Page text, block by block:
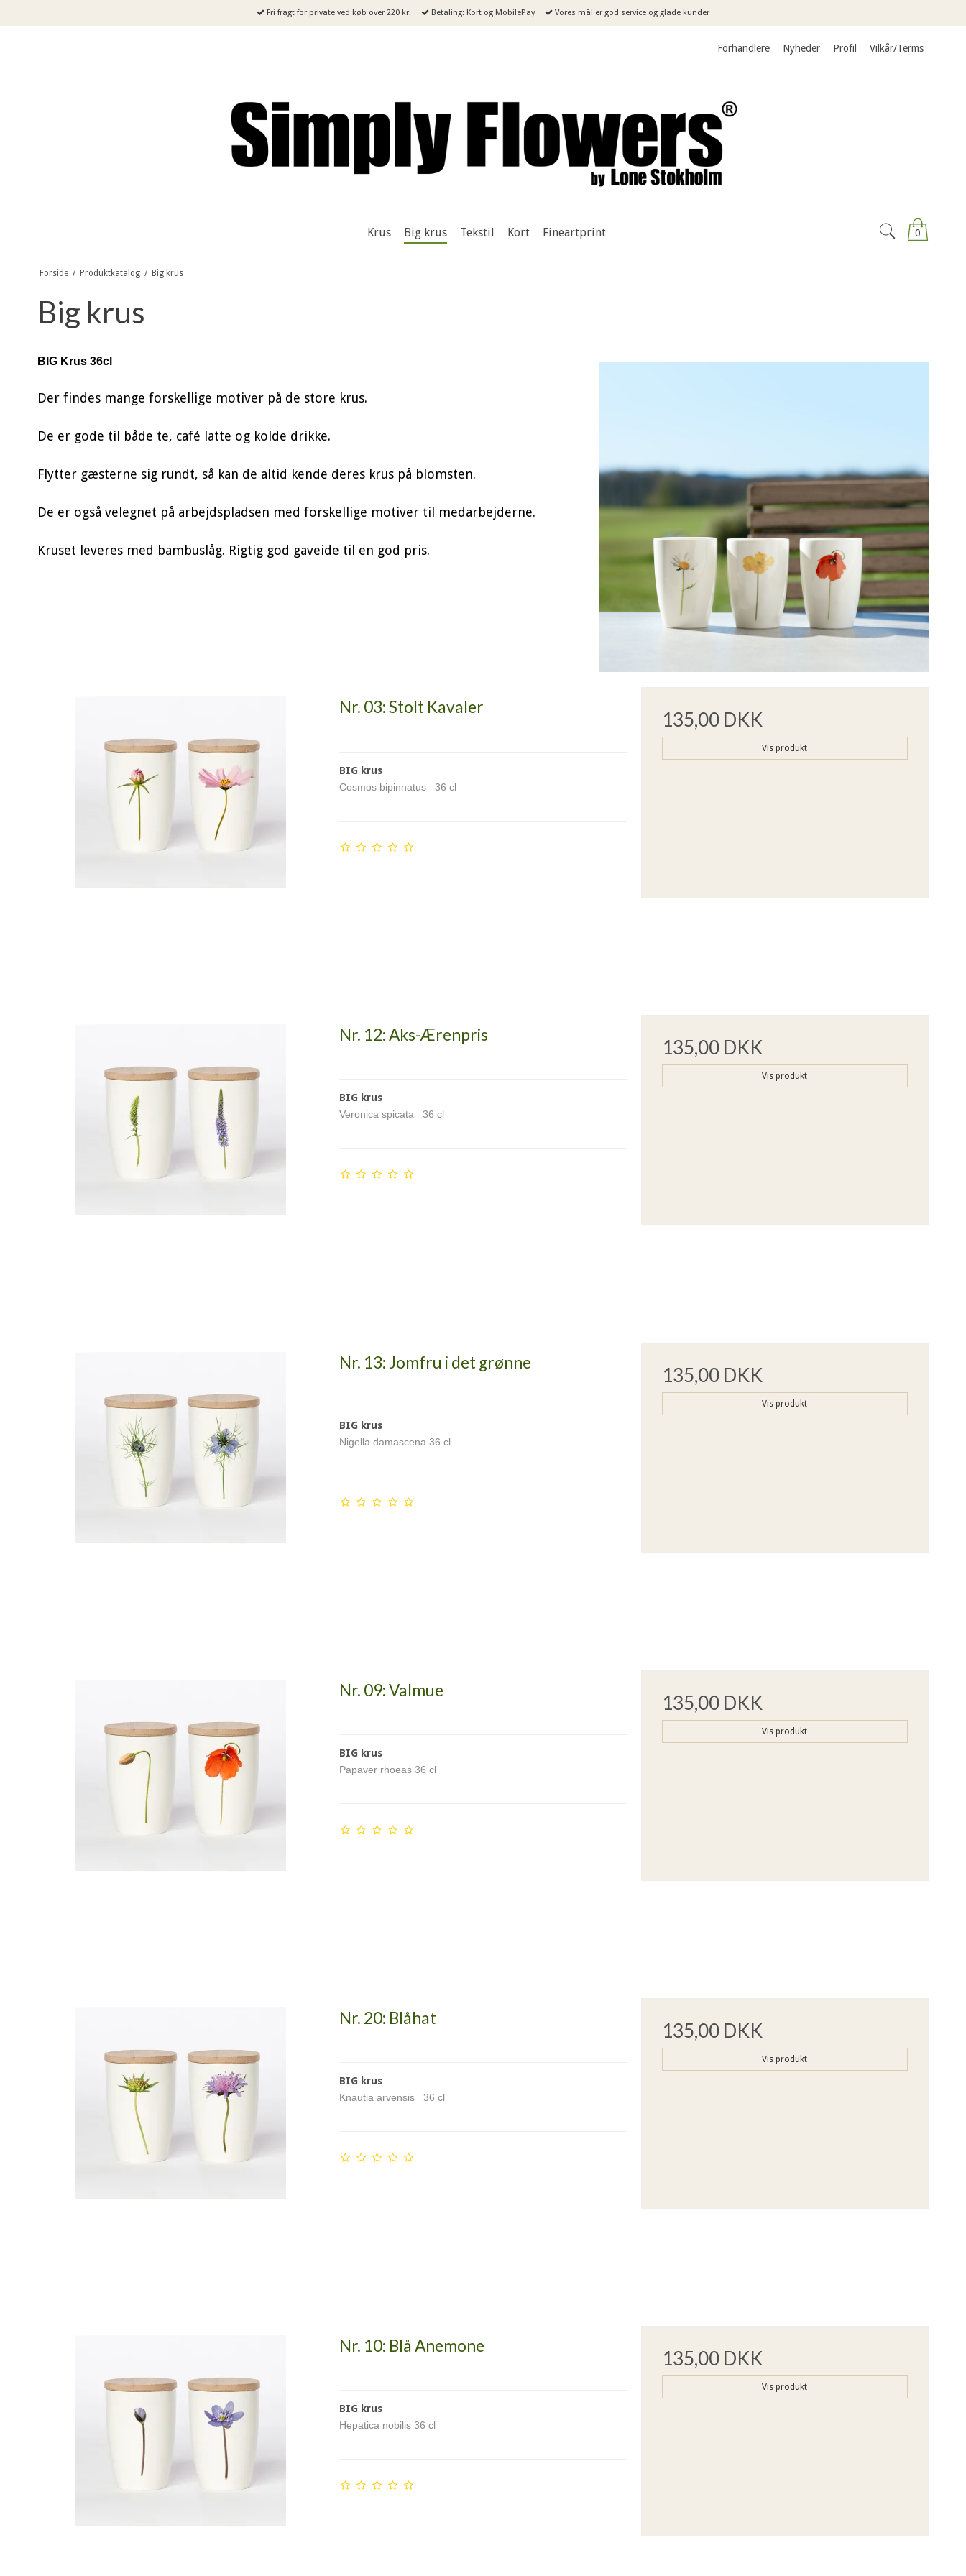
Fri fragt for private ved køb over 220 kr. Betaling: Kort og MobilePay Vores mål er god service og glade kunder
Forhandlere Nyheder Profil Vilkår/Terms
0
Krus Big krus Tekstil Kort Fineartprint
Forside / Produktkatalog / Big krus
Big krus
BIG Krus 36cl
Der findes mange forskellige motiver på de store krus.
De er gode til både te, café latte og kolde drikke.
Flytter gæsterne sig rundt, så kan de altid kende deres krus på blomsten.
De er også velegnet på arbejdspladsen med forskellige motiver til medarbejderne.
Kruset leveres med bambuslåg. Rigtig god gaveide til en god pris.
Nr. 03: Stolt Kavaler
BIG krus
Cosmos bipinnatus 36 cl
135,00 DKK
Vis produkt
Nr. 12: Aks-Ærenpris
BIG krus
Veronica spicata 36 cl
135,00 DKK
Vis produkt
Nr. 13: Jomfru i det grønne
BIG krus
Nigella damascena 36 cl
135,00 DKK
Vis produkt
Nr. 09: Valmue
BIG krus
Papaver rhoeas 36 cl
135,00 DKK
Vis produkt
Nr. 20: Blåhat
BIG krus
Knautia arvensis 36 cl
135,00 DKK
Vis produkt
Nr. 10: Blå Anemone
BIG krus
Hepatica nobilis 36 cl
135,00 DKK
Vis produkt